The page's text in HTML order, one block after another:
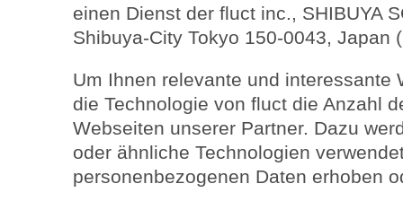
einen Dienst der fluct inc., SHIBUYA
Shibuya-City Tokyo 150-0043, Japan
Um Ihnen relevante und interessante
die Technologie von fluct die Anzahl
Webseiten unserer Partner. Dazu
oder ähnliche Technologien
personenbezogenen Daten erhoben